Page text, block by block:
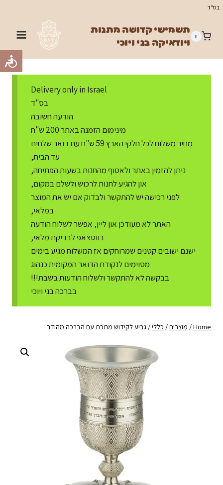
Skip
content
בס"ד
0
תשמישי קדושה מתנות
ויודאיקה בני ויוכי
Delivery only in Israel
בס"ד
הודעה חשובה
מינימום הזמנה באתר 200 ש"ח
מחיר משלוח לכל חלקי הארץ 59 ש"ח עם דואר שלחים
עד הבית,
ניתן להזמין באתר ולאסוף מהחנות בשעות הפתיחה,
און להגיע לחנות לרכוש ולשלם במקום,
לפני רכישה יש להתקשר ולבדוק אם יש את המוצר
במלאי,
האתר לא מעודכן און ליין, אפשר לשלוח הודעה
בווטצאפ לבדיקת מלאי,
ישנם ישובים קטנים שמרוחקים אז המשלוח מגיע בימים
מסוימים לנקודת הדואר המקומית כנהוג
בבקשה לא להתקשר ולשלוח הודעות בשבת!!!
בברכה בני ויוכי
Home
/ מוצרים/ כללי/ גביע לקידוש מתכת עם הברכה מהודר